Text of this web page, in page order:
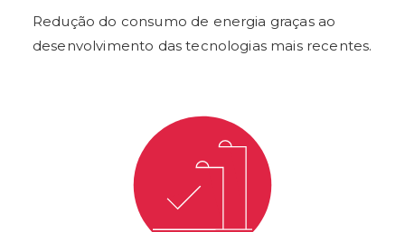
Redução do consumo de energia graças ao
desenvolvimento das tecnologias mais recentes.